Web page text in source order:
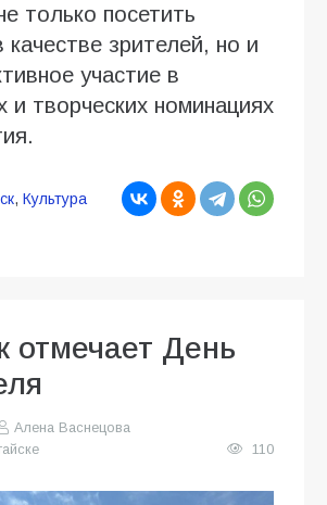
только посетить
качестве зрителей, но и
участие в
и творческих номинациях
, Культура
отмечает День
Алена Васнецова
110